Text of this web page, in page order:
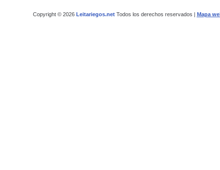
Copyright © 2026 Leitariegos.netTodos los derechos reservados | Mapa